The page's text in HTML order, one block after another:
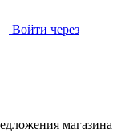
Войти через
магазина